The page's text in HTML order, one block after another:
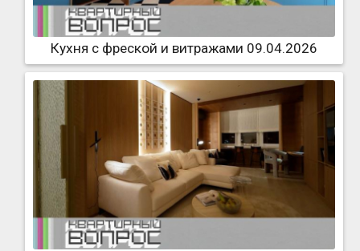
Кухня с фреской и витражами 09.04.2026